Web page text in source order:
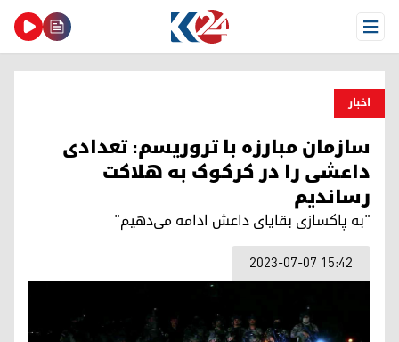
Open Menu
اخبار
سازمان مبارزه با تروریسم: تعدادی
داعشی را در کرکوک به هلاکت
رساندیم
"به پاکسازی بقایای داعش ادامه می‌دهیم"
2023-07-07 15:42